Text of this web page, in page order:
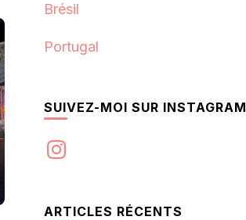
Brésil
Portugal
SUIVEZ-MOI SUR INSTAGRAM
Instagram
ARTICLES RÉCENTS